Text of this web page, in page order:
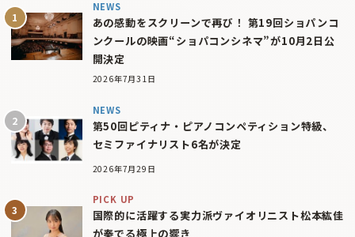
NEWS
あの感動をスクリーンで再び！ 第19回ショパンコ
ンクールの映画“ショパコンシネマ”が10月2日公
開決定
2026年7月31日
NEWS
第50回ピティナ・ピアノコンペティション特級、
セミファイナリスト6名が決定
2026年7月29日
PICK UP
国際的に活躍する実力派ヴァイオリニスト松本紘佳
が奏でる極上の響き